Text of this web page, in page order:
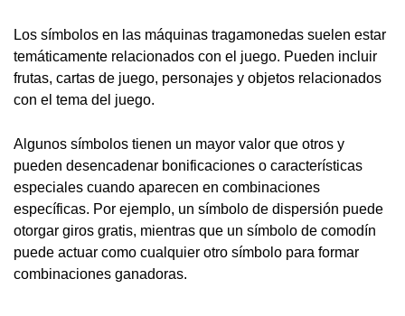
Los símbolos en las máquinas tragamonedas suelen estar
temáticamente relacionados con el juego. Pueden incluir
frutas, cartas de juego, personajes y objetos relacionados
con el tema del juego.
Algunos símbolos tienen un mayor valor que otros y
pueden desencadenar bonificaciones o características
especiales cuando aparecen en combinaciones
específicas. Por ejemplo, un símbolo de dispersión puede
otorgar giros gratis, mientras que un símbolo de comodín
puede actuar como cualquier otro símbolo para formar
combinaciones ganadoras.